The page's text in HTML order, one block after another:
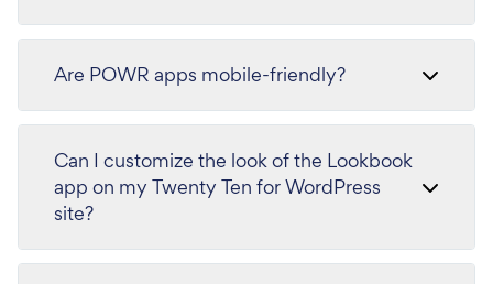
Are POWR apps mobile-friendly?
Can I customize the look of the Lookbook
app on my Twenty Ten for WordPress
site?